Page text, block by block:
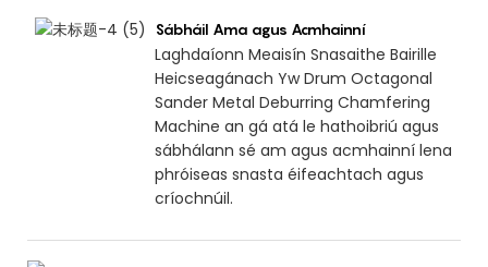
Sábháil Ama agus Acmhainní
Laghdaíonn Meaisín Snasaithe Bairille
Heicseagánach Yw Drum Octagonal
Sander Metal Deburring Chamfering
Machine an gá atá le hathoibriú agus
sábhálann sé am agus acmhainní lena
phróiseas snasta éifeachtach agus
críochnúil.